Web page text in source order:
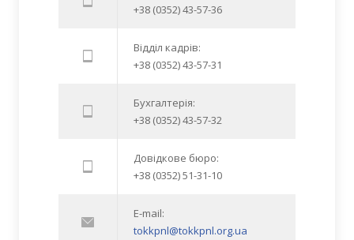
+38 (0352) 43-57-36
Відділ кадрів:
+38 (0352) 43-57-31
Бухгалтерія:
+38 (0352) 43-57-32
Довідкове бюро:
+38 (0352) 51-31-10
E-mail:
tokkpnl@tokkpnl.org.ua